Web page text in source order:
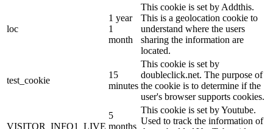
loc
1 year
1
month
This cookie is set by Addthis.
This is a geolocation cookie to
understand where the users
sharing the information are
located.
test_cookie
15
minutes
This cookie is set by
doubleclick.net. The purpose of
the cookie is to determine if the
user's browser supports cookies.
VISITOR_INFO1_LIVE
5
months
This cookie is set by Youtube.
Used to track the information of